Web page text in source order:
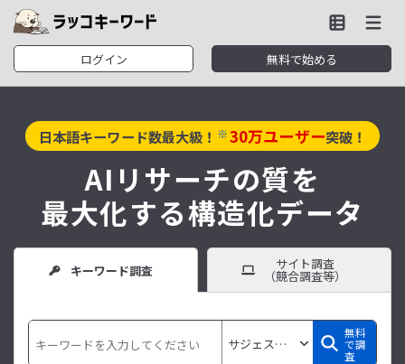
ログイン 無料で始める
日本語キーワード数最大級！ ※30万ユーザー突破！
AIリサーチの質を
最大化する構造化データ
キーワード調査 サイト調査
（競合調査等）
無料
で調
査